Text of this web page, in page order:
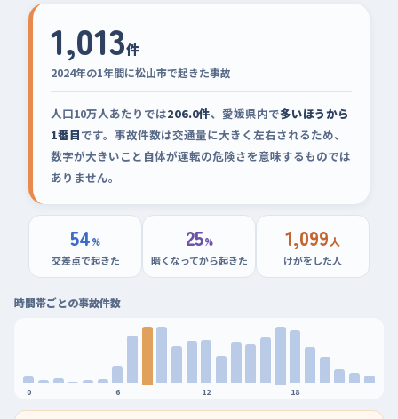
1,013件
2024年の1年間に松山市で起きた事故
人口10万人あたりでは206.0件、愛媛県内で多いほうから
1番目です。事故件数は交通量に大きく左右されるため、
数字が大きいこと自体が運転の危険さを意味するものでは
ありません。
54%
交差点で起きた
25%
暗くなってから起きた
1,099人
けがをした人
時間帯ごとの事故件数
0 6 12 18